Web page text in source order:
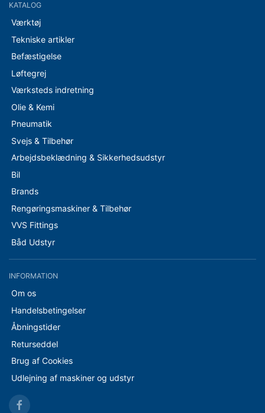
KATALOG
Værktøj
Tekniske artikler
Befæstigelse
Løftegrej
Værksteds indretning
Olie & Kemi
Pneumatik
Svejs & Tilbehør
Arbejdsbeklædning & Sikkerhedsudstyr
Bil
Brands
Rengøringsmaskiner & Tilbehør
VVS Fittings
Båd Udstyr
INFORMATION
Om os
Handelsbetingelser
Åbningstider
Returseddel
Brug af Cookies
Udlejning af maskiner og udstyr